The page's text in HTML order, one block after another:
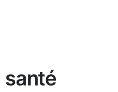
santé